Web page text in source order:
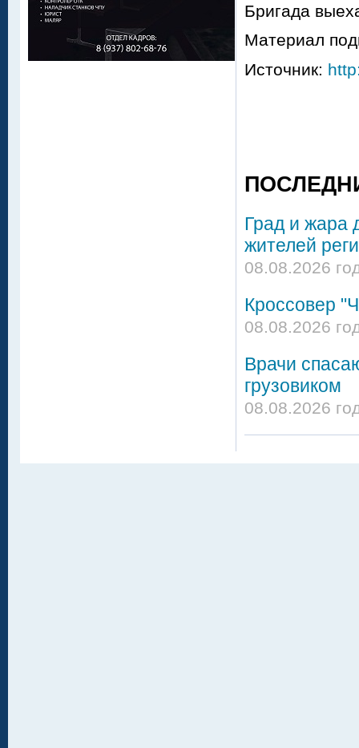
Бригада
Материал
Источник:
Град и жара
жителей
08.08.2026
Кроссовер
08.08.2026
Врачи
грузовиком
08.08.2026